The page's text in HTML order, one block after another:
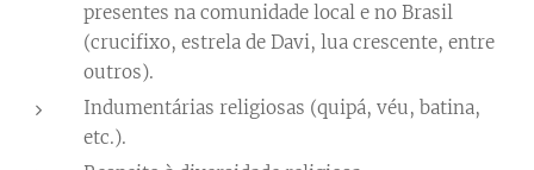
presentes na comunidade local e no Brasil
(crucifixo, estrela de Davi, lua crescente, entre
outros).
Indumentárias religiosas (quipá, véu, batina,
etc.).